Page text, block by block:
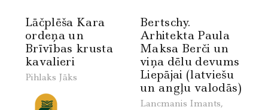
Lāčplēša Kara
ordeņa un
Brīvības krusta
kavalieri
Pihlaks Jāks
Bertschy.
Arhitekta Paula
Maksa Berči un
viņa dēlu devums
Liepājai (latviešu
un angļu valodās)
Lancmanis Imants,